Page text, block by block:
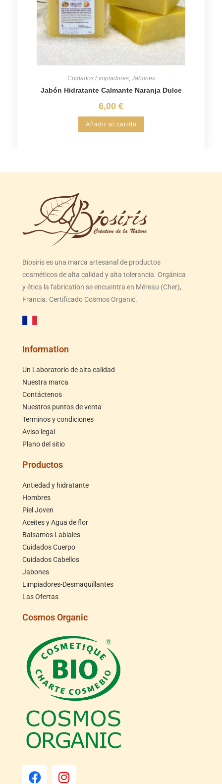
Cuidados Limpiadores, Jabones
Jabón Hidratante Calmante Naranja Dulce
6,00 €
Añadir al carrito
Biosiris es una marca artesanal de productos
cosméticos de alta calidad y alta tolerancia. Orgánica
y ética la fabrication se encuentra en Méreau (Cher),
Francia. Certificado Cosmos Organic.
Information
Un Laboratorio de alta calidad
Nuestra marca
Contáctenos
Nuestros puntos de venta
Terminos y condiciones
Aviso legal
Plano del sitio
Productos
Antiedad y hidratante
Hombres
Piel Joven
Aceites y Agua de flor
Balsamos Labiales
Cuidados Cuerpo
Cuidados Cabellos
Jabones
Limpiadores-Desmaquillantes
Las Ofertas
Cosmos Organic